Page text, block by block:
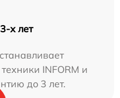
х лет
INFORM и
до 3 лет.